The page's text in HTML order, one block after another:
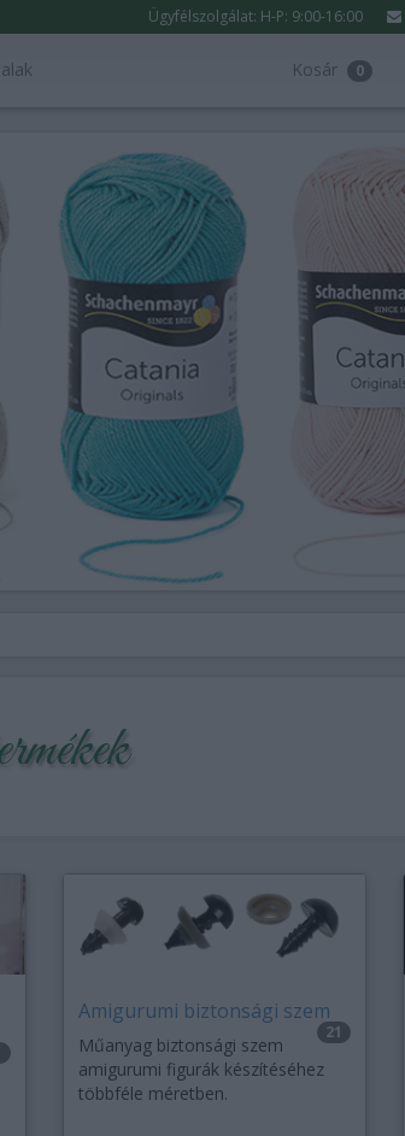
Ügyfélszolgálat: H-P: 9:00-16:00
Kosár 0
Amigurumi biztonsági szem
21
Műanyag biztonsági szem
amigurumi figurák készítéséhez
többféle méretben.